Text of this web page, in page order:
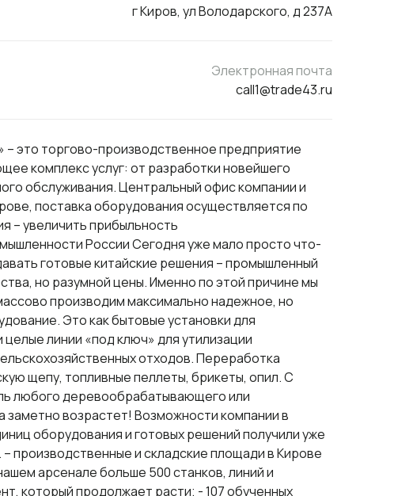
г Киров, ул Володарского, д 237А
Электронная почта
call1@trade43.ru
это торгово-производственное предприятие
комплекс услуг: от разработки новейшего
обслуживания. Центральный офис компании и
поставка оборудования осуществляется по
– увеличить прибыльность
России Сегодня уже мало просто что-
готовые китайские решения – промышленный
но разумной цены. Именно по этой причине мы
производим максимально надежное, но
Это как бытовые установки для
линии «под ключ» для утилизации
отходов. Переработка
щепу, топливные пеллеты, брикеты, опил. С
любого деревообрабатывающего или
возрастет! Возможности компании в
оборудования и готовых решений получили уже
– производственные и складские площади в Кирове
арсенале больше 500 станков, линий и
который продолжает расти; - 107 обученных